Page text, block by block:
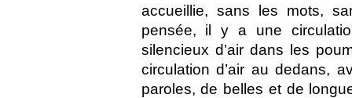
accueillie, sans les mots,
pensée, il y a une
silencieux d’air dans les
circulation d’air au dedans,
paroles, de belles et de